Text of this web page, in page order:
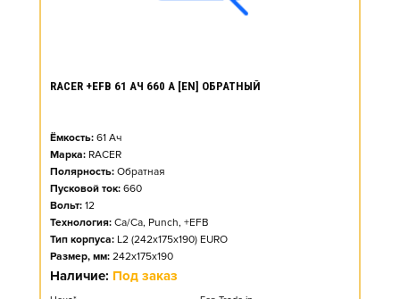
RACER +EFB 61 АЧ 660 А [EN] ОБРАТНЫЙ
Ёмкость: 61 Ач
Марка: RACER
Полярность: Обратная
Пусковой ток: 660
Вольт: 12
Технология: Ca/Ca, Punch, +EFB
Тип корпуса: L2 (242x175x190) EURO
Размер, мм: 242x175x190
Наличие: Под заказ